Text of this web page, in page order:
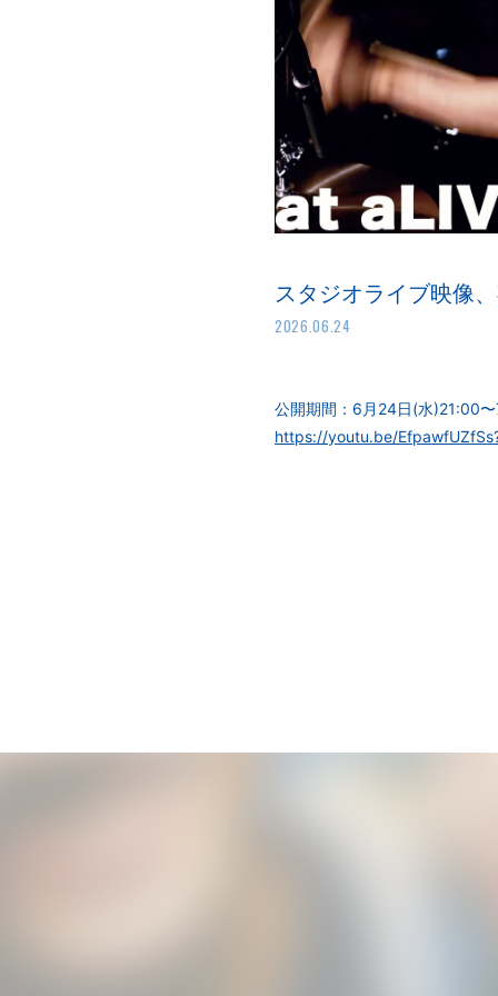
スタジオライブ映像
2026.06.24
公開期間：6月24日(水)21:00
https://youtu.be/